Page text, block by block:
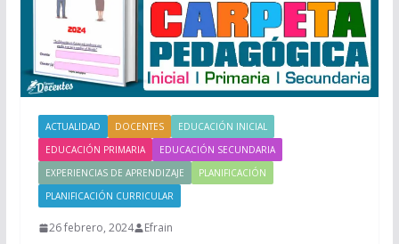
ACTUALIDAD DOCENTES
EDUCACIÓN INICIAL
EDUCACIÓN PRIMARIA
EDUCACIÓN SECUNDARIA
EXPERIENCIAS DE APRENDIZAJE
PLANIFICACIÓN
PLANIFICACIÓN CURRICULAR
26 febrero, 2024 Efrain